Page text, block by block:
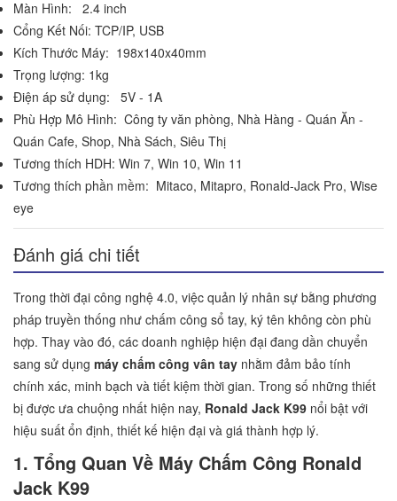
Màn Hình: 2.4 inch
Cổng Kết Nối: TCP/IP, USB
Kích Thước Máy: 198x140x40mm
Trọng lượng: 1kg
Điện áp sử dụng: 5V - 1A
Phù Hợp Mô Hình: Công ty văn phòng, Nhà Hàng - Quán Ăn -
Quán Cafe, Shop, Nhà Sách, Siêu Thị
Tương thích HDH: Win 7, Win 10, Win 11
Tương thích phần mềm: Mitaco, Mitapro, Ronald-Jack Pro, Wise
eye
Đánh giá chi tiết
Trong thời đại công nghệ 4.0, việc quản lý nhân sự bằng phương
pháp truyền thống như chấm công sổ tay, ký tên không còn phù
hợp. Thay vào đó, các doanh nghiệp hiện đại đang dần chuyển
sang sử dụng máy chấm công vân tay nhằm đảm bảo tính
chính xác, minh bạch và tiết kiệm thời gian. Trong số những thiết
bị được ưa chuộng nhất hiện nay, Ronald Jack K99 nổi bật với
hiệu suất ổn định, thiết kế hiện đại và giá thành hợp lý.
1. Tổng Quan Về Máy Chấm Công Ronald
Jack K99